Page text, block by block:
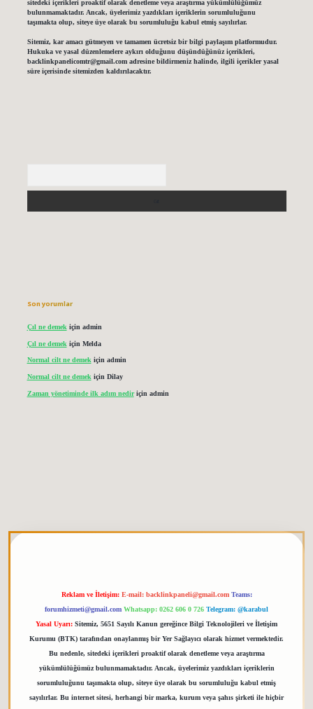
sitedeki içerikleri proaktif olarak denetleme veya araştırma yükümlülüğümüz
bulunmamaktadır. Ancak, üyelerimiz yazdıkları içeriklerin sorumluluğunu
taşımakta olup, siteye üye olarak bu sorumluluğu kabul etmiş sayılırlar.
Sitemiz, kar amacı gütmeyen ve tamamen ücretsiz bir bilgi paylaşım platformudur.
Hukuka ve yasal düzenlemelere aykırı olduğunu düşündüğünüz içerikleri,
backlinkpanelicomtr@gmail.comadresine bildirmeniz halinde, ilgili içerikler yasal
süre içerisinde sitemizden kaldırılacaktır.
Son yorumlar
Çıl ne demek için admin
Çıl ne demek için Melda
Normal cilt ne demekiçin admin
Normal cilt ne demek için Dilay
Zaman yönetiminde ilk adım nediriçin admin
Reklam ve İletişim: E-mail: backlinkpaneli@gmail.com Teams:
forumhizmeti@gmail.com Whatsapp: 0262 606 0 726 Telegram: @karabul
Yasal Uyarı: Sitemiz, 5651 Sayılı Kanun gereğince Bilgi Teknolojileri ve İletişim
Kurumu (BTK) tarafından onaylanmış bir Yer Sağlayıcı olarak hizmet vermektedir.
Bu nedenle, sitedeki içerikleri proaktif olarak denetleme veya araştırma
yükümlülüğümüz bulunmamaktadır. Ancak, üyelerimiz yazdıkları içeriklerin
sorumluluğunu taşımakta olup, siteye üye olarak bu sorumluluğu kabul etmiş
sayılırlar. Bu internet sitesi, herhangi bir marka, kurum veya şahıs şirketi ile hiçbir